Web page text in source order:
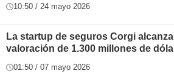
10:50 / 24 mayo 2026
La startup de seguros Corgi
valoración de 1.300 millones de
01:50 / 07 mayo 2026